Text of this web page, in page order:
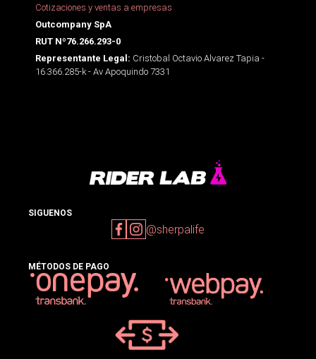
Cotizaciones y ventas a empresas
Outcompany SpA
RUT Nº76.266.293-0
Representante Legal: Cristobal Octavio Alvarez Tapia -
16.366.285-k - Av Apoquindo 7331
SIGUENOS
@sherpalife
MÉTODOS DE PAGO